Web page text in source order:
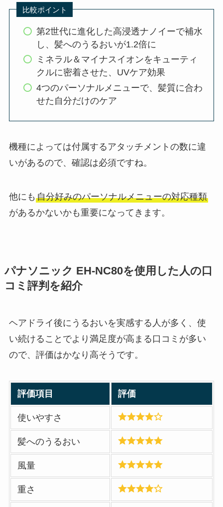
比較ポイント
第2世代に進化した高浸透ナノイーで補水
し、髪へのうるおいが1.2倍に
ミネラル＆マイナスイオンをキューティ
クルに密着させた、UVケア効果
4つのパーソナルメニューで、髪質に合わ
せた自分だけのケア
機種によっては付属するアタッチメントの数に違
いがあるので、確認は必須ですね。
他にも 自分好みのパーソナルメニューの対応種類
があるかないかも重要になってきます。
パナソニック EH-NC80を使用した人の口
コミ評判を紹介
ヘアドライ後にうるおいを実感する人が多く、使
い続けることでより満足度が高まる口コミが多い
ので、評価はかなり高そうです。
評価項目 評価
使いやすさ
髪へのうるおい
風量
重さ